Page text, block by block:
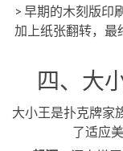
> 早期的木刻版印
加上纸张翻转，最
四、大
大小王是扑克牌家
了适应